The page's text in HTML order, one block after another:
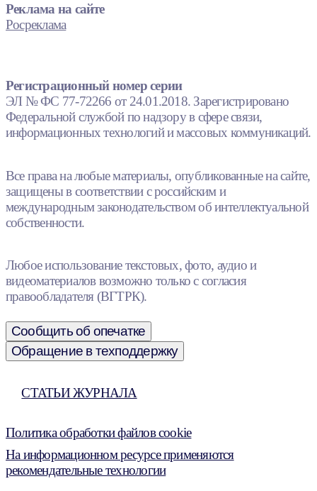
Реклама на сайте
Росреклама
Регистрационный номер серии
ЭЛ № ФС 77-72266 от 24.01.2018. Зарегистрировано
Федеральной службой по надзору в сфере связи,
информационных технологий и массовых коммуникаций.
Все права на любые материалы, опубликованные на сайте,
защищены в соответствии с российским и
международным законодательством об интеллектуальной
собственности.
Любое использование текстовых, фото, аудио и
видеоматериалов возможно только с согласия
правообладателя (ВГТРК).
Сообщить об опечатке
Обращение в техподдержку
СТАТЬИ ЖУРНАЛА
Политика обработки файлов cookie
На информационном ресурсе применяются
рекомендательные технологии